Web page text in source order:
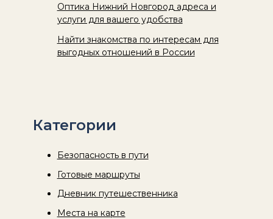
Оптика Нижний Новгород адреса и
услуги для вашего удобства
Найти знакомства по интересам для
выгодных отношений в России
Категории
Безопасность в пути
Готовые маршруты
Дневник путешественника
Места на карте